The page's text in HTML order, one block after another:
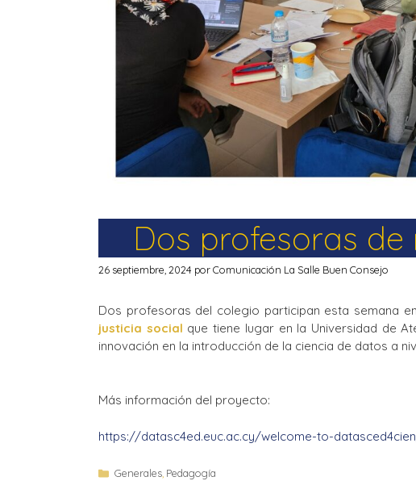
Dos profesoras
26 septiembre, 2024 porComunicación La Salle Buen Consejo
Dos profesoras del colegio participan esta semana
justicia social que tiene lugar en la Universidad de
innovación en la introducción de la ciencia de datos a
Más información del proyecto:
https://datasc4ed.euc.ac.cy/welcome-to-
Generales Pedagogía